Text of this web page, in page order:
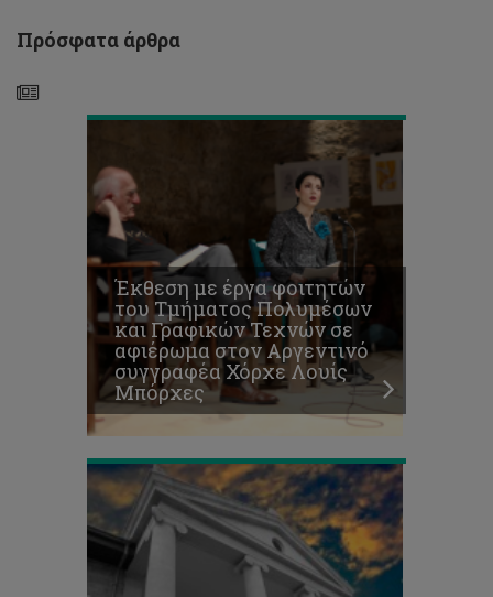
Πρόσφατα άρθρα
Χόρχε
Λουίς
Έκθεση με έργα φοιτητών
του Τμήματος Πολυμέσων
και Γραφικών Τεχνών σε
αφιέρωμα στον Αργεντινό
συγγραφέα Χόρχε Λουίς
Μπόρχες
Διαγωνισμός
για
την
υποβολή
προτάσεων
–
καινοτόμων
ιδεών
στον
τομέα
της
Αγροδιατροφής
Το
ΤΕΠΑΚ
νικητής
και
στα
2